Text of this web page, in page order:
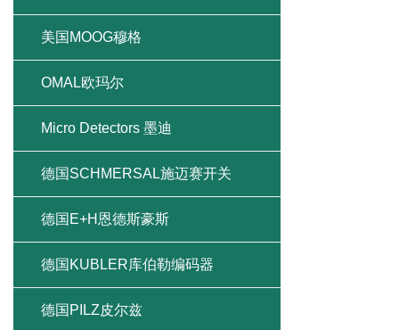
美国MOOG穆格
OMAL欧玛尔
Micro Detectors 墨迪
德国SCHMERSAL施迈赛开关
德国E+H恩德斯豪斯
德国KUBLER库伯勒编码器
德国PILZ皮尔兹